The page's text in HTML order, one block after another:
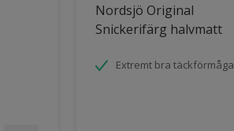
Nordsjö Original
Snickerifärg halvmatt
Extremt bra täckförmåga